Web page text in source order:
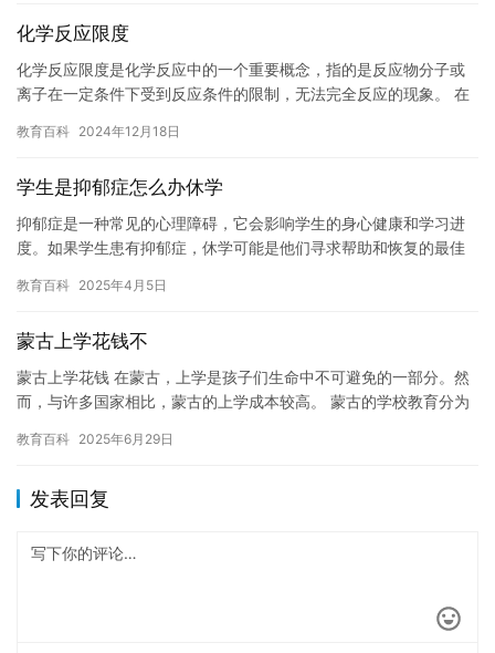
化学反应限度
化学反应限度是化学反应中的一个重要概念，指的是反应物分子或
离子在一定条件下受到反应条件的限制，无法完全反应的现象。 在
则反…
教育百科 2024年12月18日
学生是抑郁症怎么办休学
抑郁症是一种常见的心理障碍，它会影响学生的身心健康和学习进
度。如果学生患有抑郁症，休学可能是他们寻求帮助和恢复的最佳
如何处…
教育百科 2025年4月5日
蒙古上学花钱不
蒙古上学花钱 在蒙古，上学是孩子们生命中不可避免的一部分。然
而，与许多国家相比，蒙古的上学成本较高。 蒙古的学校教育分为
教育百科 2025年6月29日
发表回复